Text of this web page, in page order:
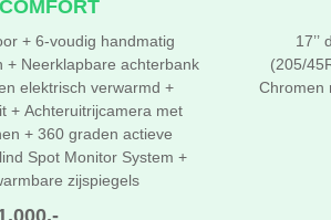
+ 6-voudig handmatig
+ Neerklapbare achterbank
elektrisch verwarmd +
+ Achteruitrijcamera met
+ 360 graden actieve
Spot Monitor System +
zijspiegels
(205/
Chromen